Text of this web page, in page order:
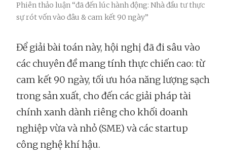
Phiên thảo luận “đã đến lúc hành động: Nhà đầu tư thực
sự rót vốn vào đâu & cam kết 90 ngày”
Để giải bài toán này, hội nghị đã đi sâu vào
các chuyên đề mang tính thực chiến cao: từ
cam kết 90 ngày, tối ưu hóa năng lượng sạch
trong sản xuất, cho đến các giải pháp tài
chính xanh dành riêng cho khối doanh
nghiệp vừa và nhỏ (SME) và các startup
công nghệ khí hậu.